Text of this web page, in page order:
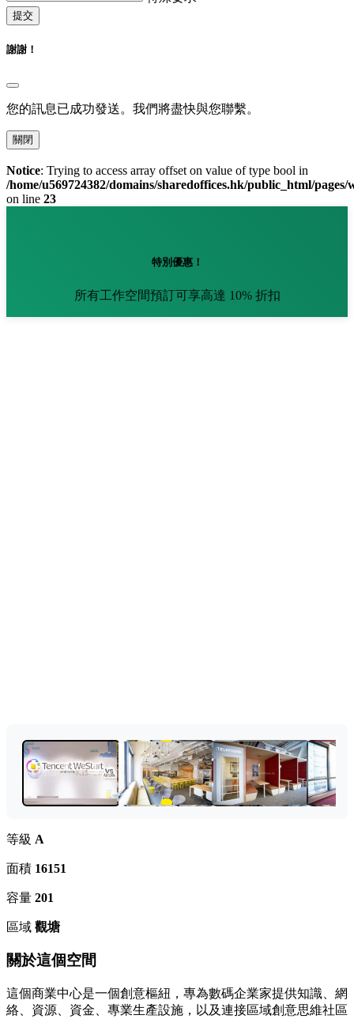
提交
謝謝！
您的訊息已成功發送。我們將盡快與您聯繫。
關閉
Notice: Trying to access array offset on value of type bool in
/home/u569724382/domains/sharedoffices.hk/public_html/pages/
on line 23
特別優惠！
所有工作空間預訂可享高達 10% 折扣
等級 A
面積 16151
容量 201
區域 觀塘
關於這個空間
這個商業中心是一個創意樞紐，專為數碼企業家提供知識、網
絡、資源、資金、專業生產設施，以及連接區域創意思維社區